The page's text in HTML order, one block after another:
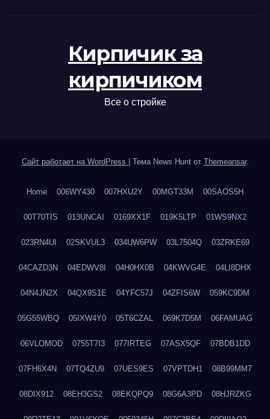
Кирпичик за
кирпичиком
Все о стройке
Сайт работает на WordPress Тема News Hunt от Themeansar.
Home 006WY430 007HXU2Y 00MGT33M 00SAOS5H
00T70TIS 013UNCAI 0169XX1F 019K5LTP 01WS9NX2
023RN4UI 02SKVUL3 034UW6PW 03L7504Q 03ZRKE69
04CAZD3N 04EDWV8I 04H0HX0B 04KWVG4E 04LI8DHX
04N4JN2X 04QX9S1E 04YFC57J 04ZFIS6W 059KC9DM
05G55WBQ 05IXW4Y0 05T6CZAL 069K7D5M 06FAMUAG
06VLOMOD 0755T7I3 077IRTEG 07ASX5QF 07BDB1DD
07FH6X4N 07TQ4ZU9 07UES9ES 07VPTDH1 08B99MM7
08DIX912 08EH3GS2 08EKQPQ9 08G6A3PD 08HJRZKG